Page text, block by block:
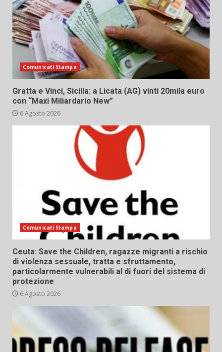
Comunicati Stampa
Gratta e Vinci, Sicilia: a Licata (AG) vinti 20mila euro
con “Maxi Miliardario New”
6 Agosto 2026
Comunicati Stampa
Ceuta: Save the Children, ragazze migranti a rischio
di violenza sessuale, tratta e sfruttamento,
particolarmente vulnerabili al di fuori del sistema di
protezione
6 Agosto 2026